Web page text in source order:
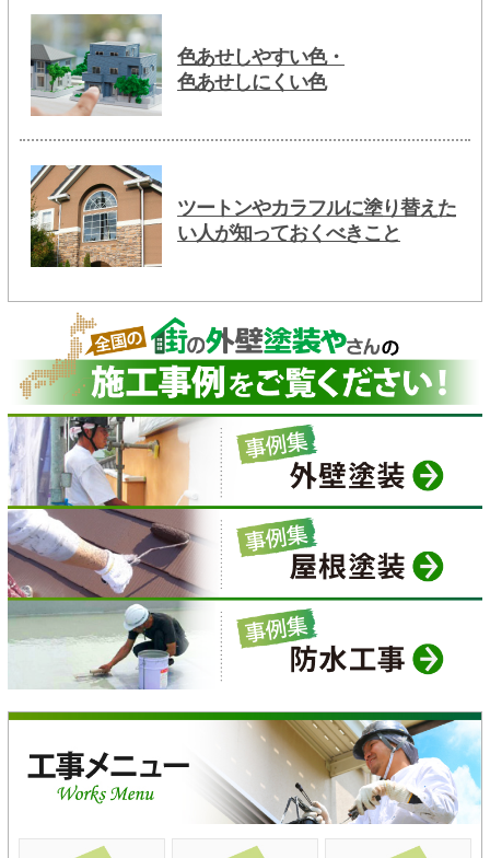
色あせしやすい色・
色あせしにくい色
ツートンやカラフルに塗り替えた
い人が知っておくべきこと